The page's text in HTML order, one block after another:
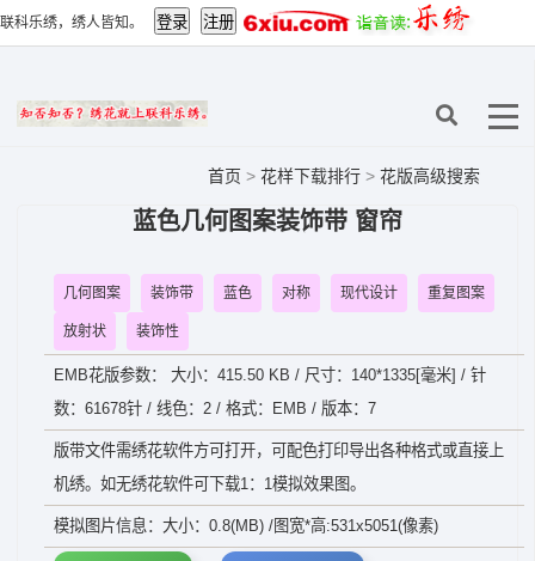
联科乐绣，绣人皆知。
首页 > 花样下载排行 > 花版高级搜索
蓝色几何图案装饰带 窗帘
几何图案 装饰带 蓝色 对称 现代设计 重复图案
放射状 装饰性
EMB花版参数： 大小：415.50 KB / 尺寸：140*1335[毫米] / 针
数：61678针 / 线色：2 / 格式：EMB / 版本：7
版带文件需绣花软件方可打开，可配色打印导出各种格式或直接上
机绣。如无绣花软件可下载1：1模拟效果图。
模拟图片信息：大小：0.8(MB) /图宽*高:531x5051(像素)